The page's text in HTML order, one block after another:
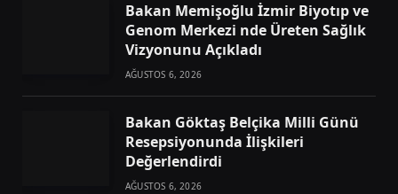
Bakan Memişoğlu İzmir Biyotıp ve
Genom Merkezi nde Üreten Sağlık
Vizyonunu Açıkladı
AĞUSTOS 6, 2026
Bakan Göktaş Belçika Milli Günü
Resepsiyonunda İlişkileri
Değerlendirdi
AĞUSTOS 6, 2026